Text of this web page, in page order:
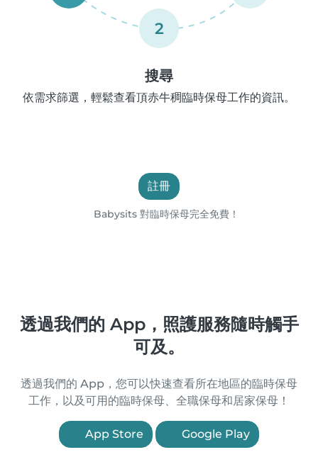
2
搜尋
依需求篩選，輕鬆查看頂赤牛稠臨時保母工作的資訊。
註冊
Babysits 對臨時保母完全免費！
透過我們的 App，照護服務隨時觸手
可及。
透過我們的 App，您可以快速查看所在地區的臨時保母
工作，以及可用的臨時保母、全職保母和居家保母！
App Store Google Play